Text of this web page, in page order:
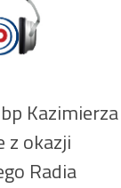
Kazimierza
z okazji
Radia